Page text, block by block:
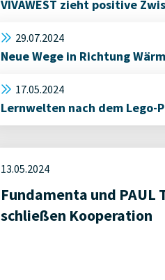
VIVAWEST zieht positive
29.07.2024
Neue Wege in Richtung
17.05.2024
Lernwelten nach dem Lego-
13.05.2024
Fundamenta und PAUL
schließen Kooperation